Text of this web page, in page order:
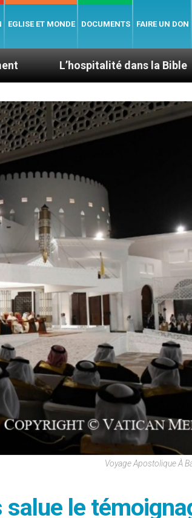
EGLISE ET MONDE DOCUMENTS FAIRE UN DON
dans la Bible Le
Voyage Apostolique À
le